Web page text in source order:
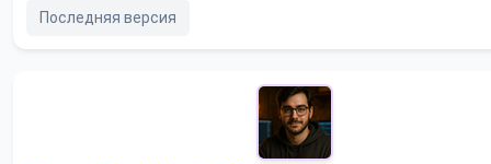
Последняя версия